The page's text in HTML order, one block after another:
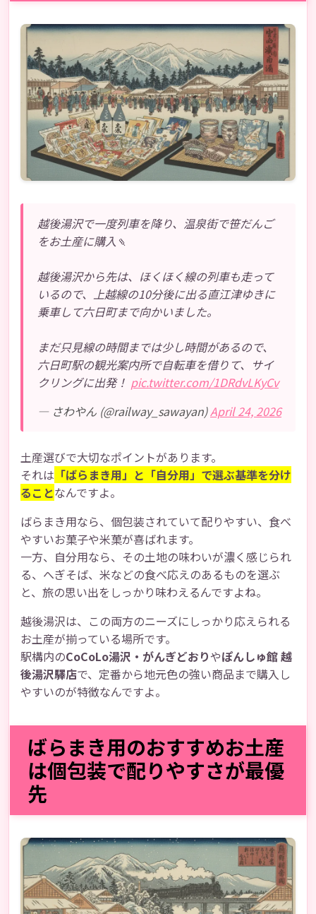
越後湯沢で一度列車を降り、温泉街で笹だんご
をお土産に購入🍡
越後湯沢から先は、ほくほく線の列車も走って
いるので、上越線の10分後に出る直江津ゆきに
乗車して六日町まで向かいました。
まだ只見線の時間までは少し時間があるので、
六日町駅の観光案内所で自転車を借りて、サイ
クリングに出発！ pic.twitter.com/1DRdvLKyCv
— さわやん (@railway_sawayan)April 24, 2026
土産選びで大切なポイントがあります。
それは 「ばらまき用」と「自分用」で選ぶ基準を分け
ることなんですよ。
ばらまき用なら、個包装されていて配りやすい、食べ
やすいお菓子や米菓が喜ばれます。
一方、自分用なら、その土地の味わいが濃く感じられ
る、へぎそば、米などの食べ応えのあるものを選ぶ
と、旅の思い出をしっかり味わえるんですよね。
越後湯沢は、この両方のニーズにしっかり応えられる
お土産が揃っている場所です。
駅構内のCoCoLo湯沢・がんぎどおりやぽんしゅ館 越
後湯沢驛店で、定番から地元色の強い商品まで購入し
やすいのが特徴なんですよ。
ばらまき用のおすすめお土産
は個包装で配りやすさが最優
先